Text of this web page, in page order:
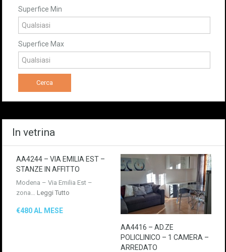
Superfice Min
Superfice Max
In vetrina
AA4244 – VIA EMILIA EST –
STANZE IN AFFITTO
Modena – Via Emilia Est –
zona… Leggi Tutto
€480 AL MESE
AA4416 – AD.ZE
POLICLINICO – 1 CAMERA –
ARREDATO